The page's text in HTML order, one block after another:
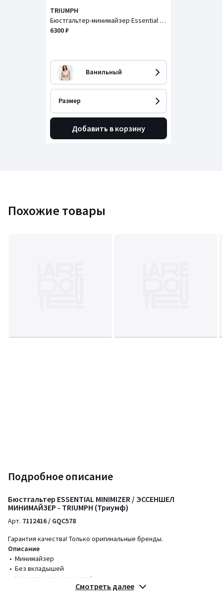
TRIUMPH
Бюстгальтер-минимайзер Essential Minimizer / Эссеншл Минимайзер
6300 ₽
Ванильный
Размер
Добавить в корзину
Похожие товары
Подробное описание
Бюстгальтер ESSENTIAL MINIMIZER / ЭССЕНШЕЛ
МИНИМАЙЗЕР - TRIUMPH (Триумф)
Арт. 7112416 / GQC578
Гарантия качества! Только оригинальные бренды.
Описание
• Минимайзер
• Без вкладышей
• Незаметны под одеждой
• Классические косточкиСмотреть далее